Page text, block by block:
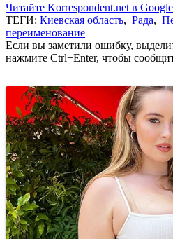
Читайте Korrespondent.net в
ТЕГИ: Киевская область, Рада,
переименование
Если вы заметили ошибку,
нажмите Ctrl+Enter, чтобы